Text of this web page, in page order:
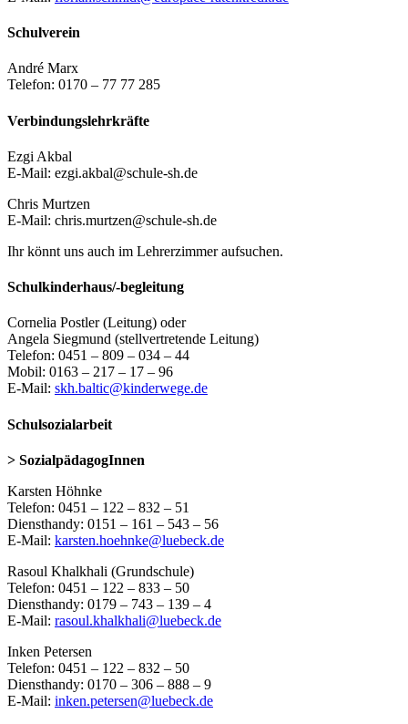
Schulverein
André Marx
Telefon: 0170 – 77 77 285
Verbindungslehrkräfte
Ezgi Akbal
E-Mail: ezgi.akbal@schule-sh.de
Chris Murtzen
E-Mail: chris.murtzen@schule-sh.de
Ihr könnt uns auch im Lehrerzimmer aufsuchen.
Schulkinderhaus/-begleitung
Cornelia Postler (Leitung) oder
Angela Siegmund (stellvertretende Leitung)
Telefon: 0451 – 809 – 034 – 44
Mobil: 0163 – 217 – 17 – 96
E-Mail: skh.baltic@kinderwege.de
Schulsozialarbeit
> SozialpädagogInnen
Karsten Höhnke
Telefon: 0451 – 122 – 832 – 51
Diensthandy: 0151 – 161 – 543 – 56
E-Mail: karsten.hoehnke@luebeck.de
Rasoul Khalkhali (Grundschule)
Telefon: 0451 – 122 – 833 – 50
Diensthandy: 0179 – 743 – 139 – 4
E-Mail: rasoul.khalkhali@luebeck.de
Inken Petersen
Telefon: 0451 – 122 – 832 – 50
Diensthandy: 0170 – 306 – 888 – 9
E-Mail: inken.petersen@luebeck.de